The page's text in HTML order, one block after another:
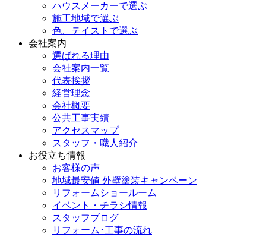
ハウスメーカーで選ぶ
施工地域で選ぶ
色、テイストで選ぶ
会社案内
選ばれる理由
会社案内一覧
代表挨拶
経営理念
会社概要
公共工事実績
アクセスマップ
スタッフ・職人紹介
お役立ち情報
お客様の声
地域最安値 外壁塗装キャンペーン
リフォームショールーム
イベント・チラシ情報
スタッフブログ
リフォーム･工事の流れ